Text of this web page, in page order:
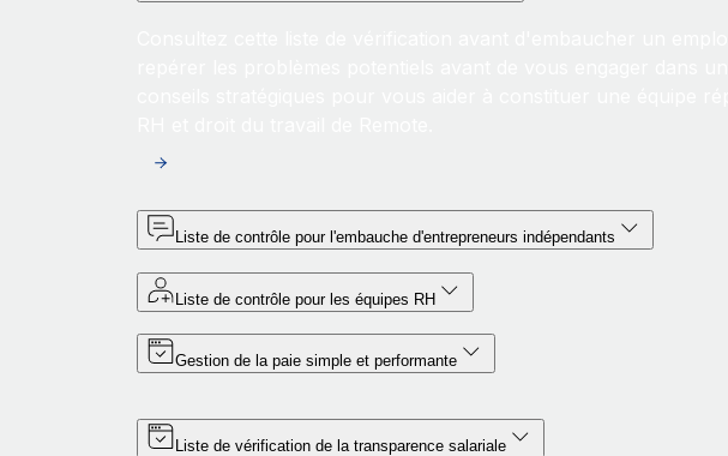
Liste de contrôle pour l'embauche d'entrepreneurs indépendants
Liste de contrôle pour les équipes RH
Gestion de la paie simple et performante
Liste de vérification de la transparence salariale